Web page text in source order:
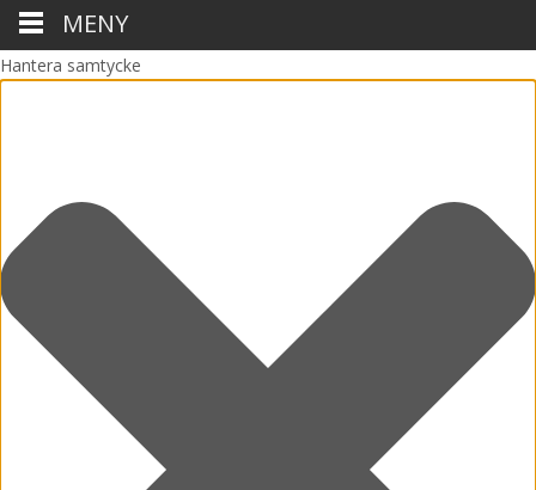
Hantera samtycke
MENY